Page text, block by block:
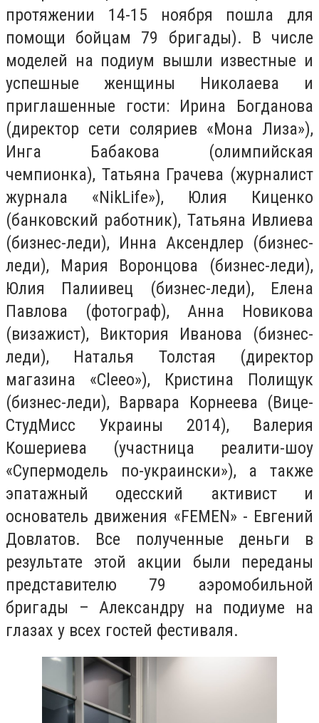
протяжении 14-15 ноября пошла для
помощи бойцам 79 бригады). В числе
моделей на подиум вышли известные и
успешные женщины Николаева и
приглашенные гости: Ирина Богданова
(директор сети соляриев «Мона Лиза»),
Инга Бабакова (олимпийская
чемпионка), Татьяна Грачева (журналист
журнала «NikLife»), Юлия Киценко
(банковский работник), Татьяна Ивлиева
(бизнес-леди), Инна Аксендлер (бизнес-
леди), Мария Воронцова (бизнес-леди),
Юлия Палиивец (бизнес-леди), Елена
Павлова (фотограф), Анна Новикова
(визажист), Виктория Иванова (бизнес-
леди), Наталья Толстая (директор
магазина «Cleeo»), Кристина Полищук
(бизнес-леди), Варвара Корнеева (Вице-
СтудМисс Украины 2014), Валерия
Кошериева (участница реалити-шоу
«Супермодель по-украински»), а также
эпатажный одесский активист и
основатель движения «FEMEN» - Евгений
Довлатов. Все полученные деньги в
результате этой акции были переданы
представителю 79 аэромобильной
бригады – Александру на подиуме на
глазах у всех гостей фестиваля.